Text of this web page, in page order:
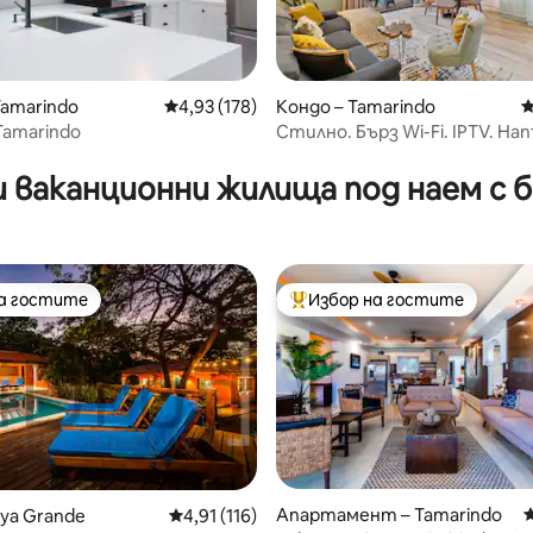
5, 138 отзива
Средна оценка: 4,93 от 5, 178 отзива
4,93 (178)
Кондо – Tamarindo
Стилно. Бърз Wi-Fi. IPTV.
ваканционни жилища под наем с
5, 14 отзива
гостите
гостите
Grande Средна оценка: 4,91 от 5, 116 отзива
4,91 (116)
Най-популярен избор на
Избор на гостите
Апартамент – Tamarindo